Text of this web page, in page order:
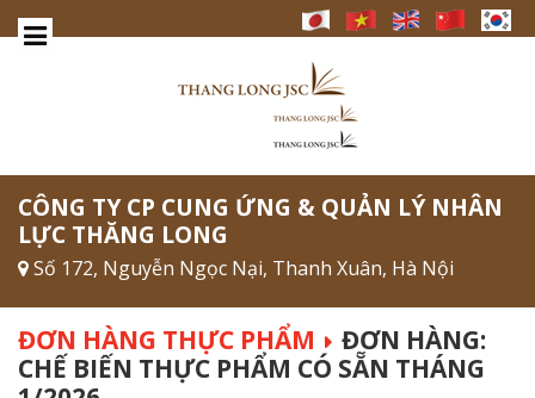
CÔNG TY CP CUNG ỨNG & QUẢN LÝ NHÂN
LỰC THĂNG LONG
Số 172, Nguyễn Ngọc Nại, Thanh Xuân, Hà Nội
ĐƠN HÀNG THỰC PHẨM
ĐƠN HÀNG:
CHẾ BIẾN THỰC PHẨM CÓ SẴN THÁNG